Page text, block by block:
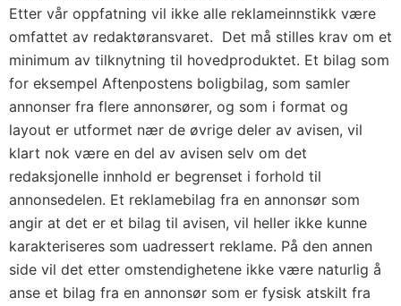
Etter vår oppfatning vil ikke alle reklameinnstikk være
omfattet av redaktøransvaret. Det må stilles krav om et
minimum av tilknytning til hovedproduktet. Et bilag som
for eksempel Aftenpostens boligbilag, som samler
annonser fra flere annonsører, og som i format og
layout er utformet nær de øvrige deler av avisen, vil
klart nok være en del av avisen selv om det
redaksjonelle innhold er begrenset i forhold til
annonsedelen. Et reklamebilag fra en annonsør som
angir at det er et bilag til avisen, vil heller ikke kunne
karakteriseres som uadressert reklame. På den annen
side vil det etter omstendighetene ikke være naturlig å
anse et bilag fra en annonsør som er fysisk atskilt fra